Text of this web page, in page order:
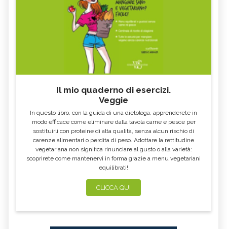
Il mio quaderno di esercizi.
Veggie
In questo libro, con la guida di una dietologa, apprenderete in
modo efficace come eliminare dalla tavola carne e pesce per
sostituirli con proteine di alta qualità, senza alcun rischio di
carenze alimentari o perdita di peso. Adottare la rettitudine
vegetariana non significa rinunciare al gusto o alla varietà:
scoprirete come mantenervi in forma grazie a menu vegetariani
equilibrati!
CLICCA QUI